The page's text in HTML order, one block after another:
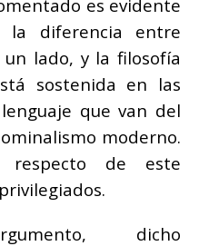
es evidente
diferencia entre
un lado, y la filosofía
sostenida en las
que van del
moderno.
respecto de este
dicho